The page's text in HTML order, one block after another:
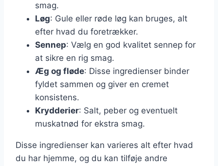
smag.
Løg: Gule eller røde løg kan bruges, alt
efter hvad du foretrækker.
Sennep: Vælg en god kvalitet sennep for
at sikre en rig smag.
Æg og fløde: Disse ingredienser binder
fyldet sammen og giver en cremet
konsistens.
Krydderier: Salt, peber og eventuelt
muskatnød for ekstra smag.
Disse ingredienser kan varieres alt efter hvad
du har hjemme, og du kan tilføje andre